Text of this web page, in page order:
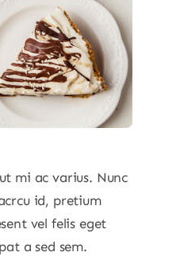
mi ac varius. Nunc
id, pretium
vel felis eget
a sed sem.